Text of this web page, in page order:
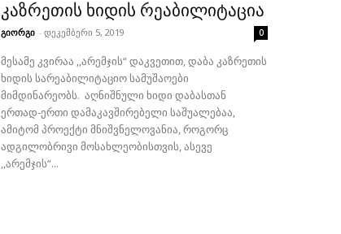
კაზრეთის ხიდის რეაბილიტაცია
გიორგი - დეკემბერი 5, 2019 0
მესამე კვირაა ,,არემჯის“ დაკვეთით, დაბა კაზრეთის
ხიდის სარეაბილიტაციო სამუშაოები
მიმდინარეობს. აღნიშნული ხიდი დაბასთან
ერთად-ერთი დამაკავშირებელი საშუალებაა,
ამიტომ პროექტი მნიშვნელოვანია, როგორც
ადგილობრივი მოსახლეობისთვის, ასევე
,,არემჯის“...